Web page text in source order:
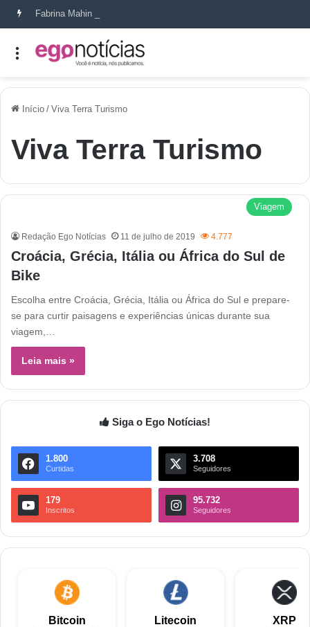
Fabrina Mahin e a arte de reconstruir confiança
Início / Viva Terra Turismo
Viva Terra Turismo
Viagem
Redação Ego Notícias 11 de julho de 2019 4.777
Croácia, Grécia, Itália ou África do Sul de
Bike
Escolha entre Croácia, Grécia, Itália ou África do Sul e prepare-
se para curtir paisagens e experiências únicas durante sua
viagem,…
Leia mais »
Siga o Ego Notícias!
1.800
Curtidas
3.708
Seguidores
179
Inscritos
95.732
Seguidores
Bitcoin Litecoin XRP